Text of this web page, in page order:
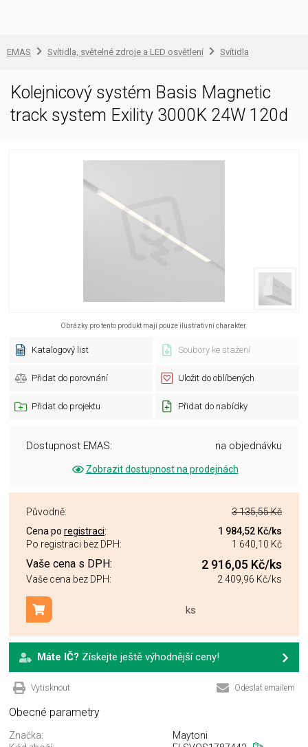
EMAS Svítidla, světelné zdroje a LED osvětlení Svítidla
Kolejnicový systém Basis Magnetic
track system Exility 3000K 24W 120d
Obrázky pro tento produkt mají pouze ilustrativní charakter.
Katalogový list Soubory ke stažení
Přidat do porovnání Uložit do oblíbených
Přidat do projektu Přidat do nabídky
Dostupnost EMAS: na objednávku
Zobrazit dostupnost na prodejnách
Původně:
3 135,55 Kč
Cena po registraci: 1 984,52 Kč/ks
Po registraci bez DPH:
1 640,10 Kč
Vaše cena s DPH: 2 916,05 Kč/ks
Vaše cena bez DPH: 2 409,96 Kč/ks
ks
Přidat do košíku
Máte IČ? Získejte ještě výhodnější ceny!
Vytisknout Odeslat emailem
Obecné parametry
Značka:
Maytoni